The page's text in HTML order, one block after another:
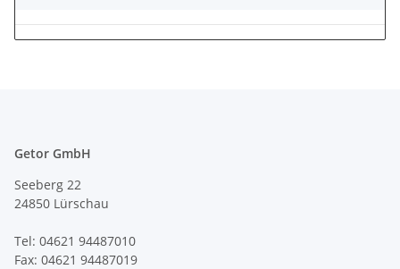
Getor GmbH
Seeberg 22
24850 Lürschau
Tel: 04621 94487010
Fax: 04621 94487019